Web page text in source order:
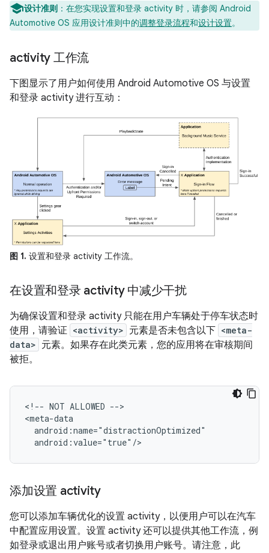
设计准则 ：在您实现设置和登录 activity 时，请参阅 Android
Automotive OS 应用设计准则中的调整登录流程和设计设置。
activity 工作流
下图显示了用户如何使用 Android Automotive OS 与设置
和登录 activity 进行互动：
图 1. 设置和登录 activity 工作流。
在设置和登录 activity 中减少干扰
为确保设置和登录 activity 只能在用户车辆处于停车状态时
使用，请验证 <activity> 元素是否未包含以下 <meta-
data> 元素。如果存在此类元素，您的应用将在审核期间
被拒。
<!-- NOT ALLOWED -->
添加设置 activity
您可以添加车辆优化的设置 activity，以便用户可以在汽车
中配置应用设置。设置 activity 还可以提供其他工作流，例
如登录或退出用户账号或者切换用户账号。请注意，此